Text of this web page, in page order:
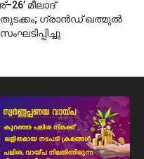
മീലാദ്
ഗ്രാൻഡ് ഖത്മുൽ